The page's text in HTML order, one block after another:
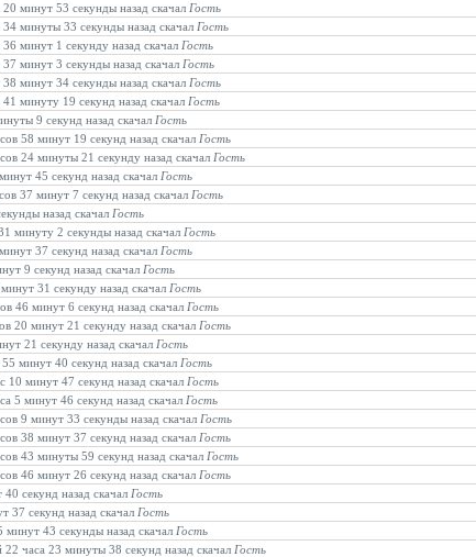
минут 53 секунды назад скачал Гость
минуты 33 секунды назад скачал Гость
минут 1 секунду назад скачал Гость
минут 3 секунды назад скачал Гость
минут 34 секунды назад скачал Гость
минуту 19 секунд назад скачал Гость
9 секунд назад скачал Гость
58 минут 19 секунд назад скачал Гость
24 минуты 21 секунду назад скачал Гость
45 секунд назад скачал Гость
37 минут 7 секунд назад скачал Гость
назад скачал Гость
минуту 2 секунды назад скачал Гость
37 секунд назад скачал Гость
9 секунд назад скачал Гость
31 секунду назад скачал Гость
46 минут 6 секунд назад скачал Гость
20 минут 21 секунду назад скачал Гость
21 секунду назад скачал Гость
минут 40 секунд назад скачал Гость
10 минут 47 секунд назад скачал Гость
5 минут 46 секунд назад скачал Гость
9 минут 33 секунды назад скачал Гость
38 минут 37 секунд назад скачал Гость
43 минуты 59 секунд назад скачал Гость
46 минут 26 секунд назад скачал Гость
секунд назад скачал Гость
37 секунд назад скачал Гость
минут 43 секунды назад скачал Гость
часа 23 минуты 38 секунд назад скачал Гость